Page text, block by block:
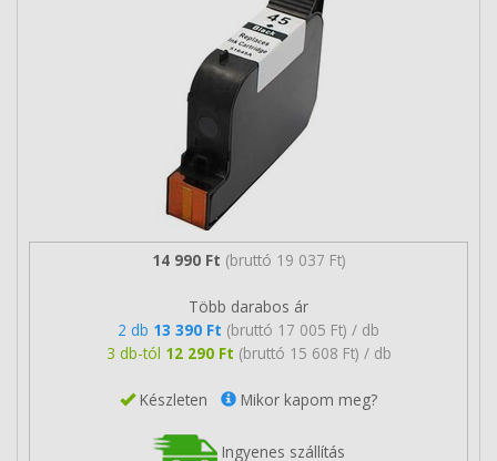
14 990 Ft (bruttó 19 037 Ft)
Több darabos ár
2 db 13 390 Ft (bruttó 17 005 Ft) / db
3 db-tól 12 290 Ft (bruttó 15 608 Ft) / db
Készleten Mikor kapom meg?
Ingyenes szállítás